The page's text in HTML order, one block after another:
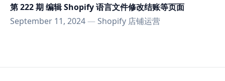
第 222 期 编辑 Shopify 语言文件修改结账等页面
September 11, 2024—Shopify 店铺运营